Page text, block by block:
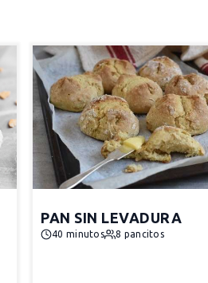
PAN SIN LEVADURA
40 minutos 8 pancitos